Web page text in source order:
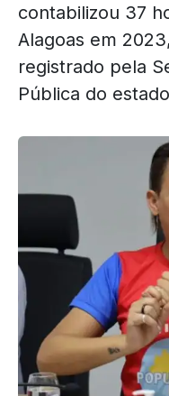
contabilizou 37
Alagoas em
registrado pela
Pública do